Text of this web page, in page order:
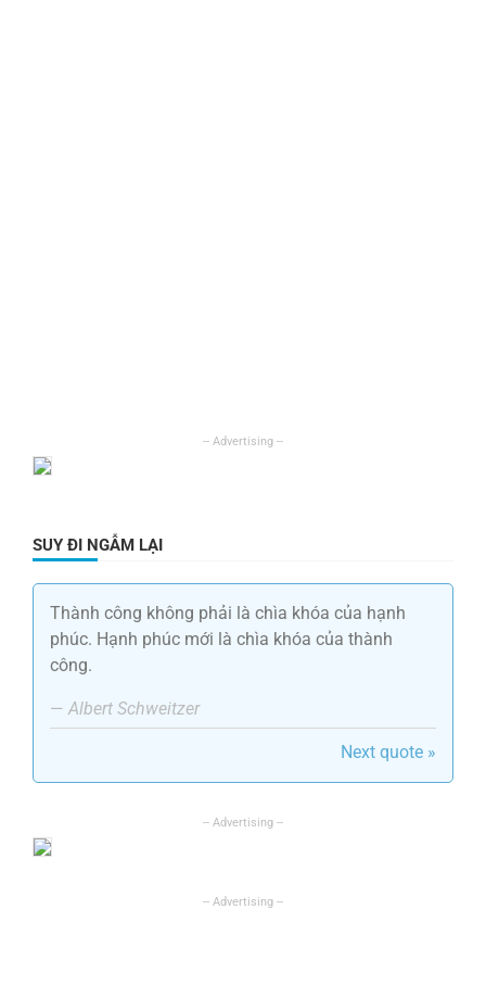
SUY ĐI NGẪM LẠI
Thành công không phải là chìa khóa của hạnh
phúc. Hạnh phúc mới là chìa khóa của thành
công.
—Albert Schweitzer
Next quote »